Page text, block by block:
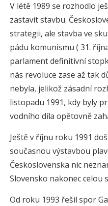
V létě 1989 se rozhodlo
zastavit stavbu.
strategii, ale stavba ve
pádu komunismu ( 31.
parlament definitivní
nás revoluce zase až tak
nebyla, jelikož zásadní
listopadu 1991, kdy byly
vodního díla opětovně
Ještě v říjnu roku 1991
současnou výstavbou
Československa nic
Slovensko nakonec celou
Od roku 1993 řešil spor